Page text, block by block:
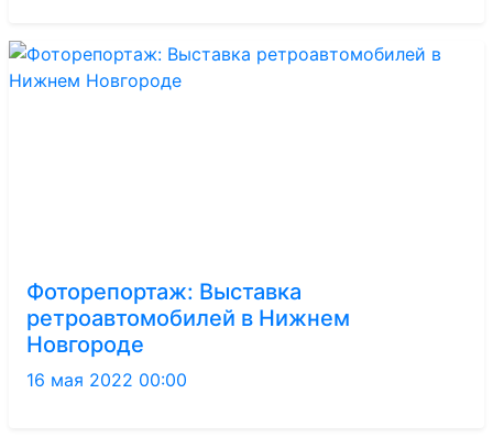
Фоторепортаж: Выставка
ретроавтомобилей в Нижнем
Новгороде
16 мая 2022 00:00